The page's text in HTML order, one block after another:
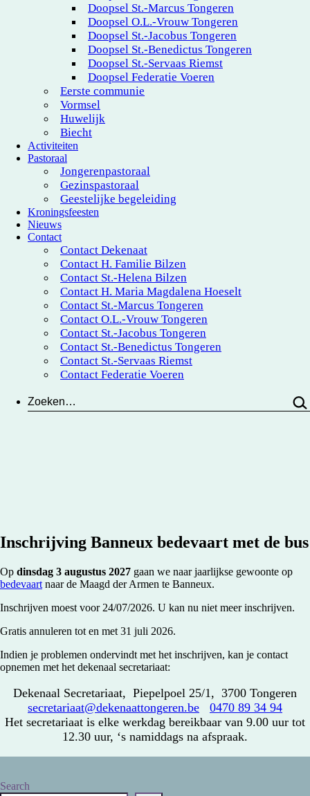
Doopsel St.-Marcus Tongeren
Doopsel O.L.-Vrouw Tongeren
Doopsel St.-Jacobus Tongeren
Doopsel St.-Benedictus Tongeren
Doopsel St.-Servaas Riemst
Doopsel Federatie Voeren
Eerste communie
Vormsel
Huwelijk
Biecht
Activiteiten
Pastoraal
Jongerenpastoraal
Gezinspastoraal
Geestelijke begeleiding
Kroningsfeesten
Nieuws
Contact
Contact Dekenaat
Contact H. Familie Bilzen
Contact St.-Helena Bilzen
Contact H. Maria Magdalena Hoeselt
Contact St.-Marcus Tongeren
Contact O.L.-Vrouw Tongeren
Contact St.-Jacobus Tongeren
Contact St.-Benedictus Tongeren
Contact St.-Servaas Riemst
Contact Federatie Voeren
Zoeken…
Inschrijving Banneux bedevaart met de bus
Op dinsdag 3 augustus 2027 gaan we naar jaarlijkse gewoonte op
bedevaart naar de Maagd der Armen te Banneux.
Inschrijven moest voor 24/07/2026. U kan nu niet meer inschrijven.
Gratis annuleren tot en met 31 juli 2026.
Indien je problemen ondervindt met het inschrijven, kan je contact
opnemen met het dekenaal secretariaat:
Dekenaal Secretariaat, Piepelpoel 25/1, 3700 Tongeren
secretariaat@dekenaattongeren.be
0470 89 34 94
Het secretariaat is elke werkdag bereikbaar van 9.00 uur tot
12.30 uur, ‘s namiddags na afspraak.
Search